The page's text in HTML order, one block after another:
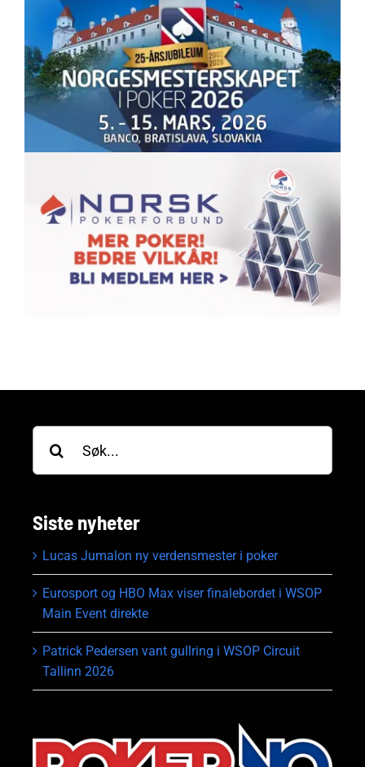
etter:
Siste nyheter
Lucas Jumalon ny verdensmester i poker
Eurosport og HBO Max viser finalebordet i WSOP
Main Event direkte
Patrick Pedersen vant gullring i WSOP Circuit
Tallinn 2026